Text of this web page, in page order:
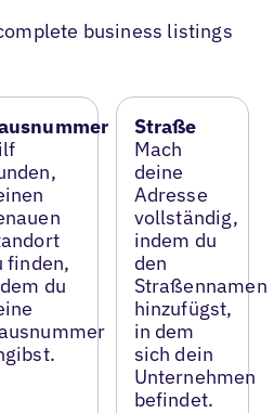
business listings
finden,
du
Straße
Mach
deine
Adresse
vollständig,
indem du
den
Straßennamen
hinzufügst,
in dem
sich dein
Unternehmen
befindet.